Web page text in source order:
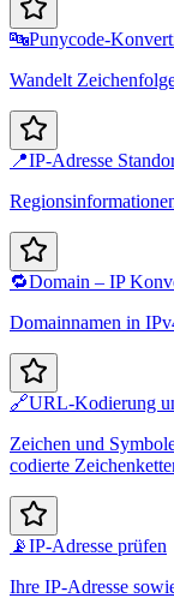
🔤Punycode-
Wandelt
📍IP-Adresse
🔁Domain – IP
Domainnamen in
🔗URL-Kodierung
Zeichen und
codierte
📡IP-Adresse prüfen
Ihre IP-Adresse